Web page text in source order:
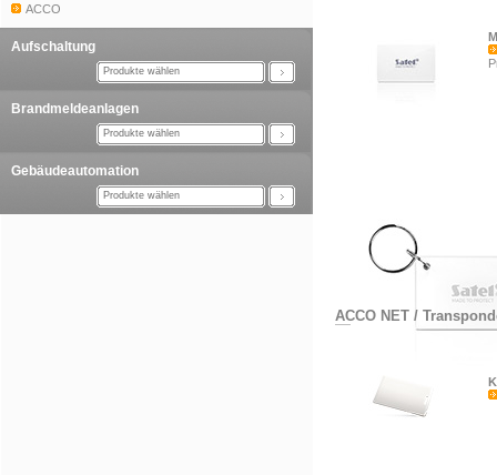
ACCO
Aufschaltung
Produkte wählen
Brandmeldeanlagen
Produkte wählen
Gebäudeautomation
Produkte wählen
ACCO NET /